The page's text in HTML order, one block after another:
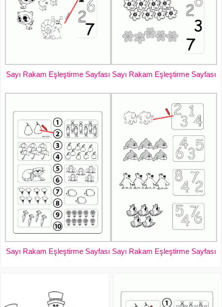
Sayı Rakam Eşleştirme Sayfası Sayı Rakam Eşleştirme Sayfası
Sayı Rakam Eşleştirme Sayfası Sayı Rakam Eşleştirme Sayfası